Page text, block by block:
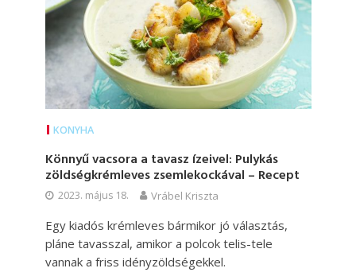
KONYHA
Könnyű vacsora a tavasz ízeivel: Pulykás
zöldségkrémleves zsemlekockával – Recept
2023. május 18. Vrábel Kriszta
Egy kiadós krémleves bármikor jó választás,
pláne tavasszal, amikor a polcok telis-tele
vannak a friss idényzöldségekkel.